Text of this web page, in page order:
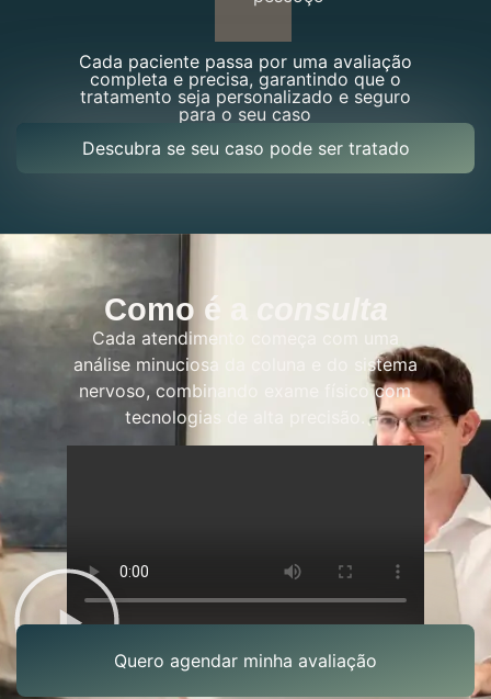
Cada paciente passa por uma avaliação
completa e precisa, garantindo que o
tratamento seja personalizado e seguro
para o seu caso
Descubra se seu caso pode ser tratado
Como é a consulta
Cada atendimento começa com uma
análise minuciosa da coluna e do sistema
nervoso, combinando exame físico com
tecnologias de alta precisão.
Quero agendar minha avaliação